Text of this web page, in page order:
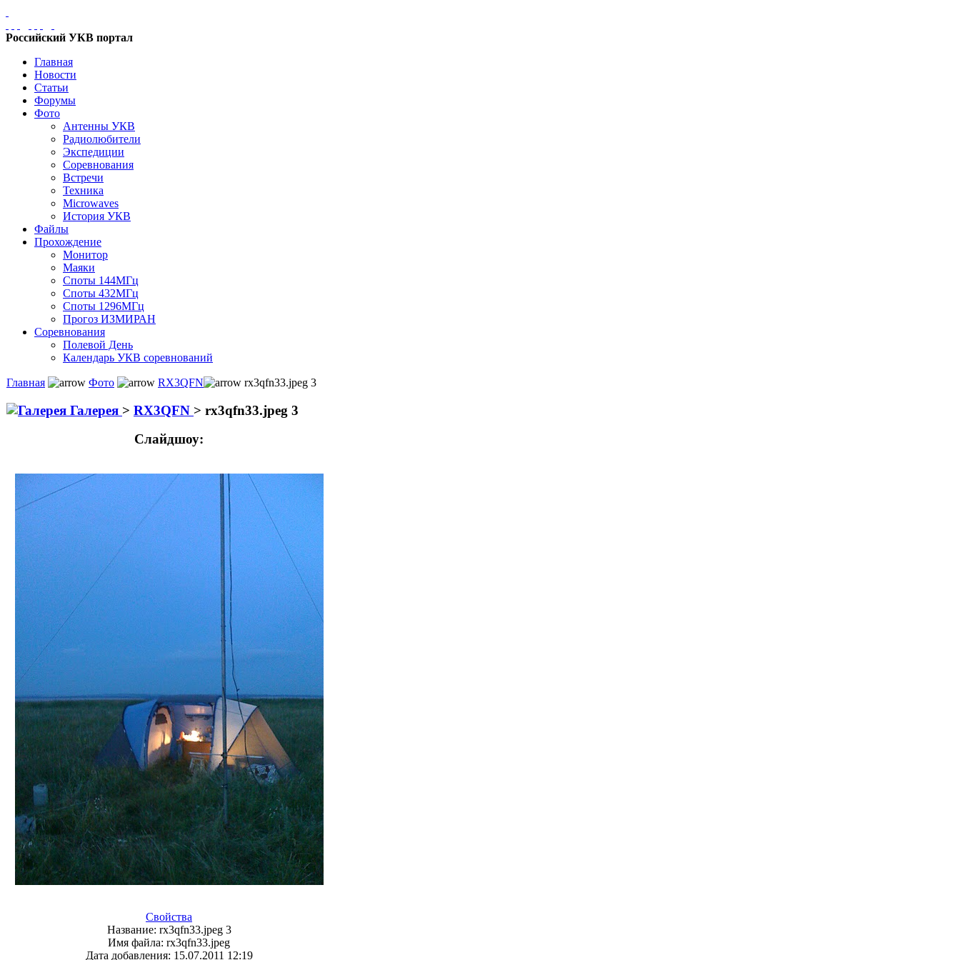
Российский УКВ портал
Главная
Новости
Статьи
Форумы
Фото
Антенны УКВ
Радиолюбители
Экспедиции
Соревнования
Встречи
Техника
Microwaves
История УКВ
Файлы
Прохождение
Монитор
Маяки
Споты 144МГц
Споты 432МГц
Споты 1296МГц
Прогоз ИЗМИРАН
Соревнования
Полевой День
Календарь УКВ соревнований
Главная Фото RX3QFN rx3qfn33.jpeg 3
Галерея > RX3QFN > rx3qfn33.jpeg 3
Слайдшоу:
Свойства
Название: rx3qfn33.jpeg 3
Имя файла: rx3qfn33.jpeg
Дата добавления: 15.07.2011 12:19